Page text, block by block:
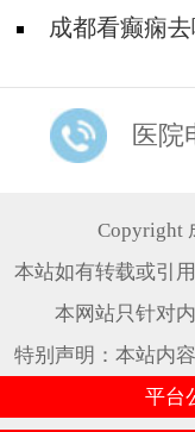
需要注意哪些问
成都看癫痫
医院
Copyright
本站如有转载或引
本网站只针对
特别声明：本站内
平台